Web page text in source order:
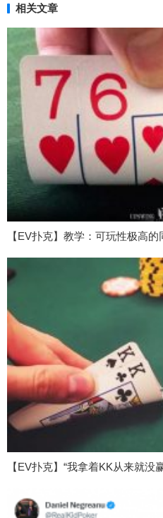
相关文章
【EV扑克】教学：可玩性极高
【EV扑克】“我拿着KK从来就没